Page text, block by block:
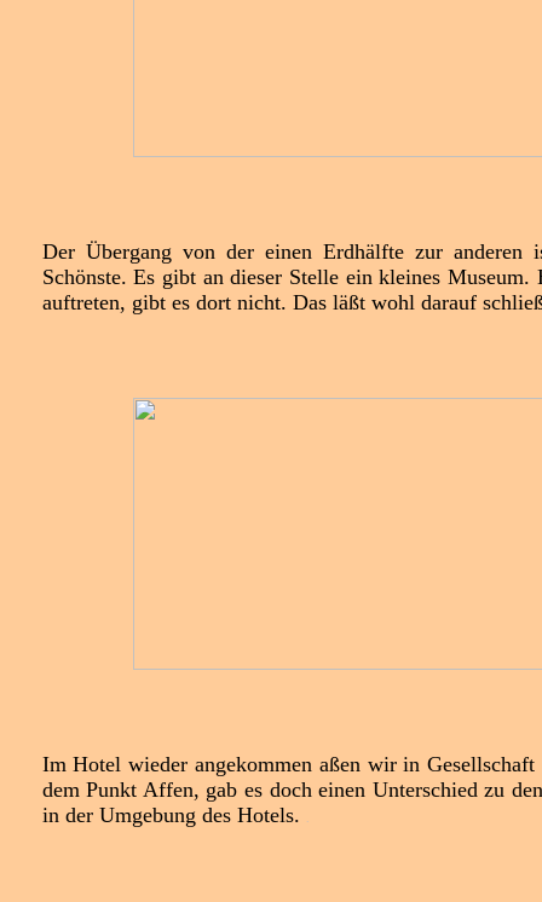
Der Übergang von der einen Erdhälfte zur
Schönste. Es gibt an dieser Stelle ein kleines
auftreten, gibt es dort nicht. Das läßt wohl darauf
Im Hotel wieder angekommen aßen wir in
dem Punkt Affen, gab es doch einen Unterschied zu
in der Umgebung des Hotels.